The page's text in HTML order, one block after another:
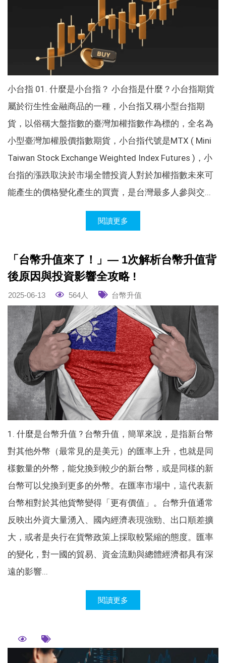
小台指 01. 什麼是小台指？ 小台指是什麼？小台指期貨
屬於衍生性金融商品的一種，小台指又稱小型台指期
貨，以俗稱大盤指數的臺灣加權指數作為標的，全名為
小型臺灣加權股價指數期貨，小台指代號是MTX ( Mini
Taiwan Stock Exchange Weighted Index Futures )，小
台指的漲跌取決於市場全體投資人對於加權指數未來可
能產生的價格變化產生的買賣，是台灣最多人參與交...
閱讀更多
「台幣升值來了！」— 1次解析台幣升值背
後原因與投資影響全攻略 !
2025-06-13 564人 台幣升值
1. 什麼是台幣升值 ? 台幣升值，簡單來說，是指新台幣
對其他外幣（最常見的是美元）的匯率上升，也就是同
樣數量的外幣，能兌換到較少的新台幣，或是同樣的新
台幣可以兌換到更多的外幣。在匯率市場中，這代表新
台幣相對於其他貨幣變得「更有價值」。台幣升值通常
反映出外資大量湧入、國內經濟表現強勁、出口順差擴
大，或者是央行在貨幣政策上採取較緊縮的態度。匯率
的變化，對一國的貿易、資金流動與總體經濟都具有深
遠的影響...
閱讀更多
個股期貨1口等於兩張股票嗎？個股期貨怎
麼玩？個股期貨有哪些優缺點？